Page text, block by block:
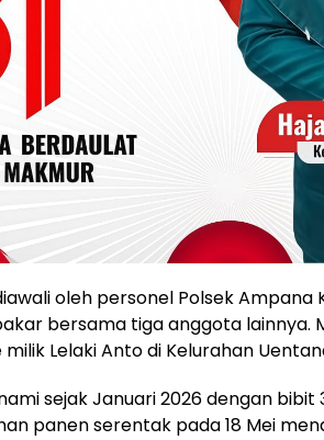
oleh personel Polsek Ampana
bersama tiga anggota lainnya.
Lelaki Anto di Kelurahan
sejak Januari 2026 dengan
panen serentak pada 18 Mei